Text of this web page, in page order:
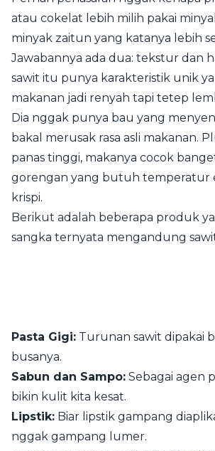
atau cokelat lebih milih pakai
minyak zaitun yang katanya lebih
Jawabannya ada dua: tekstur dan
sawit itu punya karakteristik unik
makanan jadi renyah tapi tetep
Dia nggak punya bau yang
bakal merusak rasa asli makanan.
panas tinggi, makanya cocok
gorengan yang butuh temperatur
krispi.
Berikut adalah beberapa produk
sangka ternyata mengandung
Pasta Gigi: Turunan sawit dipakai
busanya.
Sabun dan Sampo: Sebagai agen
bikin kulit kita kesat.
Lipstik: Biar lipstik gampang
nggak gampang lumer.